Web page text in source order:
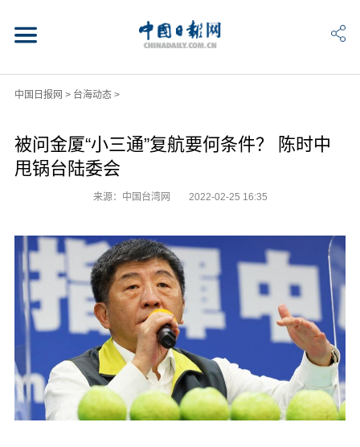
中国日报网 > 台海动态>
被问金厦“小三通”复航要何条件？ 陈时中
甩锅台陆委会
来源：中国台湾网 2022-02-25 16:35